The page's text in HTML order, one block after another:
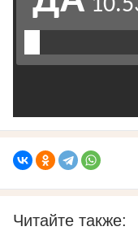
Читайте также: